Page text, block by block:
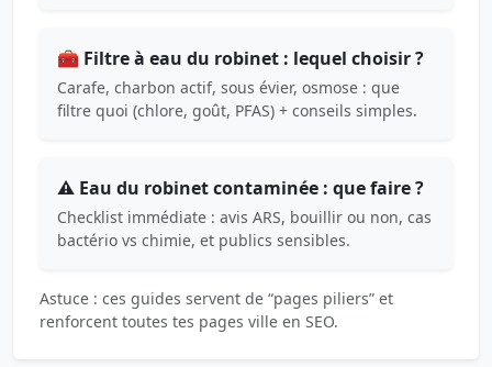
🧰 Filtre à eau du robinet : lequel choisir ?
Carafe, charbon actif, sous évier, osmose : que
filtre quoi (chlore, goût, PFAS) + conseils simples.
⚠️ Eau du robinet contaminée : que faire ?
Checklist immédiate : avis ARS, bouillir ou non, cas
bactério vs chimie, et publics sensibles.
Astuce : ces guides servent de “pages piliers” et
renforcent toutes tes pages ville en SEO.